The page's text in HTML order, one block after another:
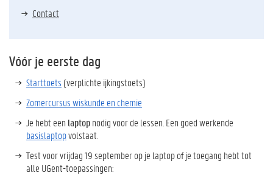
Contact
Vóór je eerste dag
Starttoets (verplichte ijkingstoets)
Zomercursus wiskunde en chemie
Je hebt een laptopnodig voor de lessen. Een goed werkende
basislaptopvolstaat.
Test voor vrijdag 19 september op je laptop of je toegang hebt tot
alle UGent-toepassingen: